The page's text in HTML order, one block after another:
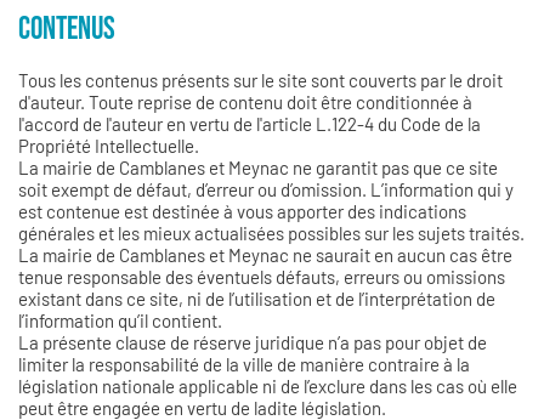
CONTENUS
Tous les contenus présents sur le site sont couverts par le droit
d'auteur. Toute reprise de contenu doit être conditionnée à
l'accord de l'auteur en vertu de l'article L.122-4 du Code de la
Propriété Intellectuelle.
La mairie de Camblanes et Meynac ne garantit pas que ce site
soit exempt de défaut, d’erreur ou d’omission. L’information qui y
est contenue est destinée à vous apporter des indications
générales et les mieux actualisées possibles sur les sujets traités.
La mairie de Camblanes et Meynac ne saurait en aucun cas être
tenue responsable des éventuels défauts, erreurs ou omissions
existant dans ce site, ni de l’utilisation et de l’interprétation de
l’information qu’il contient.
La présente clause de réserve juridique n’a pas pour objet de
limiter la responsabilité de la ville de manière contraire à la
législation nationale applicable ni de l’exclure dans les cas où elle
peut être engagée en vertu de ladite législation.